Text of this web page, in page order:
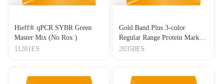
Hieff® qPCR SYBR Green
Master Mix (No Rox )
11201ES
Gold Band Plus 3-color
Regular Range Protein Marker
(8-180 kDa) 三色预染蛋白质
20350ES